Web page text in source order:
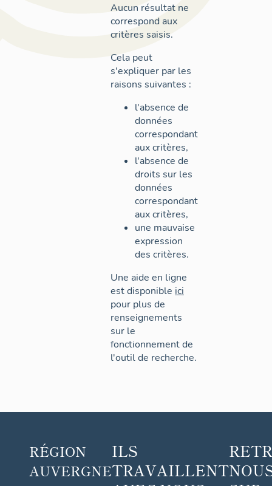
Aucun résultat ne
correspond aux
critères saisis.
Cela peut
s'expliquer par les
raisons suivantes :
l'absence de
données
correspondant
aux critères,
l'absence de
droits sur les
données
correspondant
aux critères,
une mauvaise
expression
des critères.
Une aide en ligne
est disponible ici
pour plus de
renseignements
sur le
fonctionnement de
l'outil de recherche.
RÉGION
AUVERGNE
ILS
TRAVAILLENT